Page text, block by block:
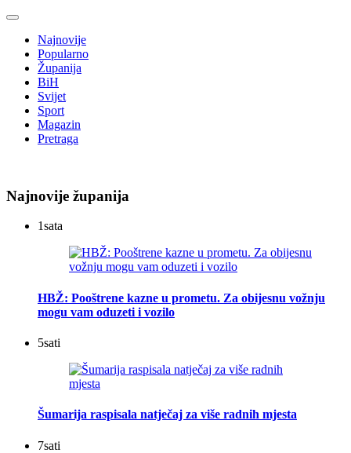
Najnovije
Popularno
Županija
BiH
Svijet
Sport
Magazin
Pretraga
Najnovije županija
1sata
HBŽ: Pooštrene kazne u prometu. Za obijesnu vožnju
mogu vam oduzeti i vozilo
5sati
Šumarija raspisala natječaj za više radnih mjesta
7sati